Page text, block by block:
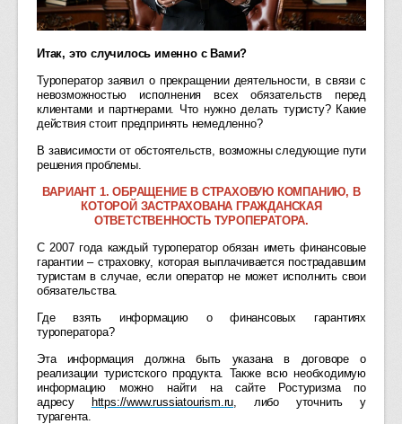
Итак, это случилось именно с Вами?
Туроператор заявил о прекращении деятельности, в связи с
невозможностью исполнения всех обязательств перед
клиентами и партнерами. Что нужно делать туристу? Какие
действия стоит предпринять немедленно?
В зависимости от обстоятельств, возможны следующие пути
решения проблемы.
ВАРИАНТ 1. ОБРАЩЕНИЕ В СТРАХОВУЮ КОМПАНИЮ, В
КОТОРОЙ ЗАСТРАХОВАНА ГРАЖДАНСКАЯ
ОТВЕТСТВЕННОСТЬ ТУРОПЕРАТОРА.
С 2007 года каждый туроператор обязан иметь финансовые
гарантии – страховку, которая выплачивается пострадавшим
туристам в случае, если оператор не может исполнить свои
обязательства.
Где взять информацию о финансовых гарантиях
туроператора?
Эта информация должна быть указана в договоре о
реализации туристского продукта. Также всю необходимую
информацию можно найти на сайте Ростуризма по
адресу https://www.russiatourism.ru , либо уточнить у
турагента.